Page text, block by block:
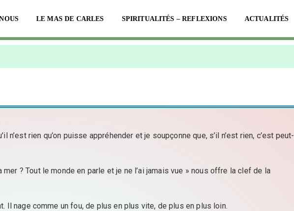
LE MAS DE CARLES SPIRITUALITÉS – REFLEXIONS ACTUALITÉS
rien qu’on puisse appréhender et je soupçonne que, s’il n’est rien, c’est peut-
? Tout le monde en parle et je ne l’ai jamais vue » nous offre la clef de la
Il nage comme un fou, de plus en plus vite, de plus en plus loin.